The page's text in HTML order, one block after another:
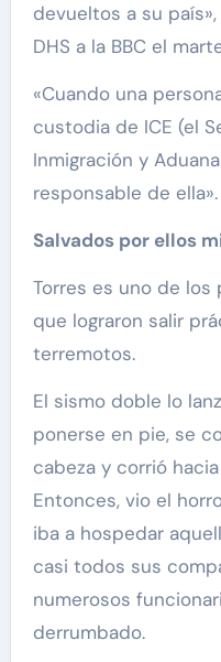
devueltos a su
DHS a la BBC el
«Cuando una
custodia de ICE (el
Inmigración y
responsable de ella».
Salvados por ellos
Torres es uno de
que lograron salir
terremotos.
El sismo doble lo
ponerse en pie, se
cabeza y corrió
Entonces, vio el
iba a hospedar
casi todos sus
numerosos
derrumbado.